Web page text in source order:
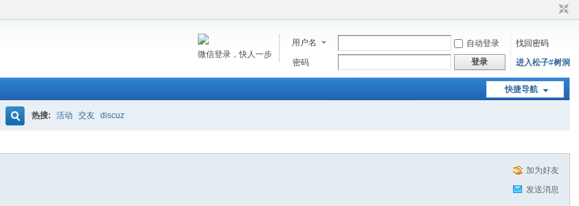
用户名 自动登录
找回密码
密码
登录 进入松子#树洞
微信登录，快人一步
快捷导航
热搜: 活动 交友 discuz
加为好友
发送消息